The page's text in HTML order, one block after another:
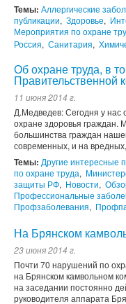
Темы: Аллергические
публикации, Здоровье,
Мероприятия по охране
Россия, Санитария,
Об охране труда, в
Правительственной
11 июня 2014 г.
Д.Медведев: Сегодня у нас
охране здоровья граждан.
большинства граждан
современных, и на
Темы: Другие интересные
по охране труда,
защиты РФ, Новости,
Профессиональные
Профзаболевания,
На Брянском
23 июня 2014 г.
Почти 70 нарушений по
на Брянском камвольном
на заседании постоянно
руководителя аппарата